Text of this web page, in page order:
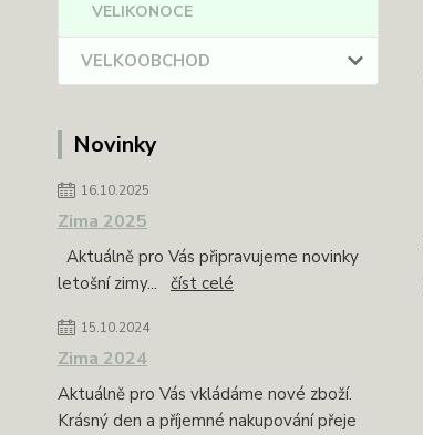
VELIKONOCE
VELKOOBCHOD
Novinky
16.10.2025
Zima 2025
Aktuálně pro Vás připravujeme novinky
letošní zimy... číst celé
15.10.2024
Zima 2024
Aktuálně pro Vás vkládáme nové zboží.
Krásný den a příjemné nakupování přeje